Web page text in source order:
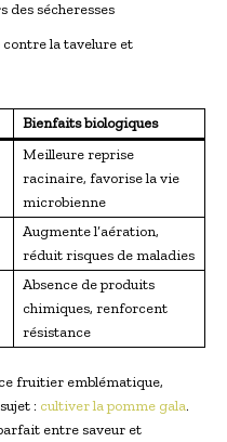
des sécheresses
la tavelure et
Bienfaits biologiques
Meilleure reprise
racinaire, favorise la vie
microbienne
Augmente l’aération,
réduit risques de maladies
Absence de produits
chimiques, renforcent
résistance
fruitier emblématique,
: cultiver la pomme gala.
entre saveur et